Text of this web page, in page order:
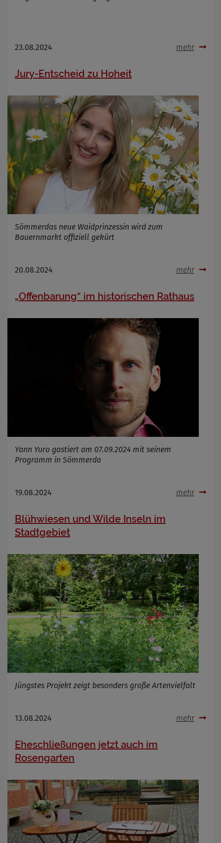
23.08.2024 mehr
Jury-Entscheid zu Hoheit
Sömmerdas neue Waidprinzessin wird zum
Bauernmarkt offiziell gekürt
20.08.2024 mehr
„Offenbarung“ im historischen Rathaus
Yann Yuro gastiert am 07.09.2024 mit seinem
Programm in Sömmerda
19.08.2024 mehr
Blühwiesen und Wilde Inseln im
Stadtgebiet
Jüngstes Projekt zeigt besonders große Artenvielfalt
13.08.2024 mehr
Eheschließungen jetzt auch im
Rosengarten